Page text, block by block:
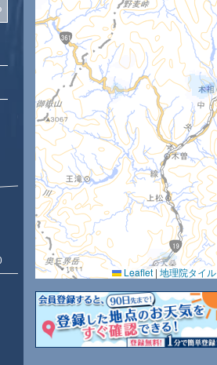
11時 12時 13時 14時
26 28 27 26
64 60 65 70
北西 北西 北西
Leaflet | 地理院タイル